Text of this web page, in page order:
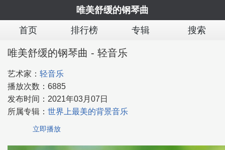
唯美舒缓的钢琴曲
首页
排行榜 专辑 搜索
唯美舒缓的钢琴曲 - 轻音乐
艺术家： 轻音乐
播放次数： 6885
发布时间： 2021年03月07日
所属专辑： 世界上最美的背景音乐
立即播放